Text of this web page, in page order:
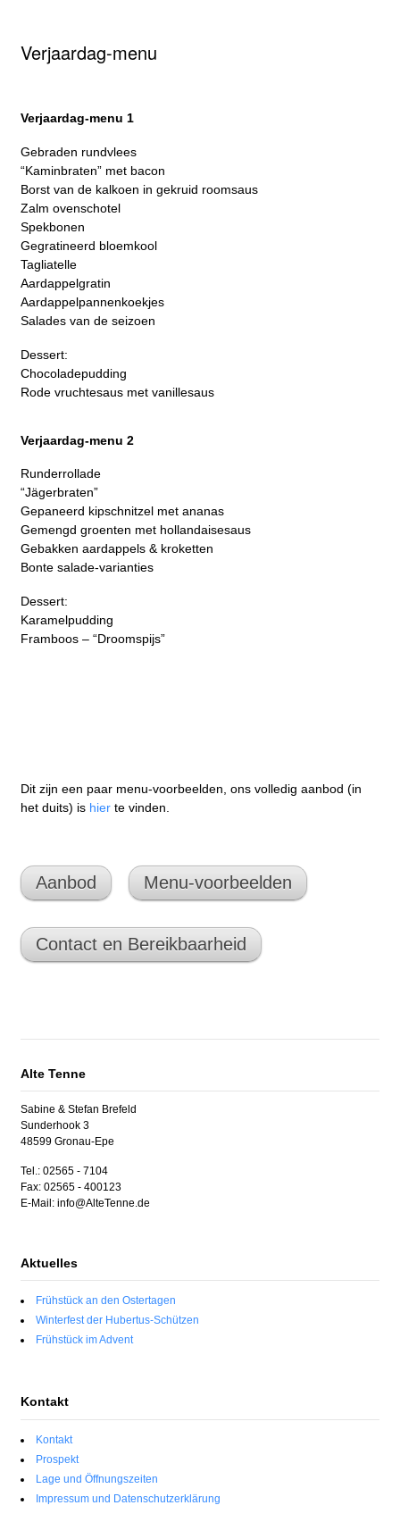
Verjaardag-menu
Verjaardag-menu 1
Gebraden rundvlees
“Kaminbraten” met bacon
Borst van de kalkoen in gekruid roomsaus
Zalm ovenschotel
Spekbonen
Gegratineerd bloemkool
Tagliatelle
Aardappelgratin
Aardappelpannenkoekjes
Salades van de seizoen
Dessert:
Chocoladepudding
Rode vruchtesaus met vanillesaus
Verjaardag-menu 2
Runderrollade
“Jägerbraten”
Gepaneerd kipschnitzel met ananas
Gemengd groenten met hollandaisesaus
Gebakken aardappels & kroketten
Bonte salade-varianties
Dessert:
Karamelpudding
Framboos – “Droomspijs”
Dit zijn een paar menu-voorbeelden, ons volledig aanbod (in
het duits) is hierte vinden.
Aanbod Menu-voorbeelden
Contact en Bereikbaarheid
Alte Tenne
Sabine & Stefan Brefeld
Sunderhook 3
48599 Gronau-Epe
Tel.: 02565 - 7104
Fax: 02565 - 400123
E-Mail: info@AlteTenne.de
Aktuelles
Frühstück an den Ostertagen
Winterfest der Hubertus-Schützen
Frühstück im Advent
Kontakt
Kontakt
Prospekt
Lage und Öffnungszeiten
Impressum und Datenschutzerklärung